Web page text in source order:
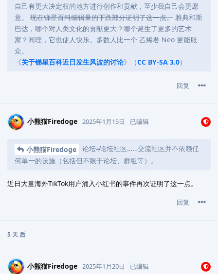
自己有更大决定权的地方进行创作和贡献，至少我自己会更愿
意。 现在锑星百科编辑量的下跌部分证明了这一点。 雅典和斯
巴达，哪个对人类文化的贡献更大？哪个诞生了更多的艺术
家？同理，它也使人快乐。多数人比一个 乙烯君 Neo 更能服
众。
《关于锑星百科近日发生风波的讨论》（CC BY-SA 3.0）
回复
小熊猫Firedoge 2025年1月15日 已编辑
小熊猫Firedoge
论坛≠论坛社区……交流社区并不依赖任
何单一的设施（包括但不限于论坛、群组等）。
近日大量海外TikTok用户涌入小红书的事件再次证明了这一点。
回复
5 天 后
小熊猫Firedoge 2025年1月20日 已编辑